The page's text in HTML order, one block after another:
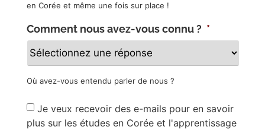
en Corée et même une fois sur place !
Comment nous avez-vous connu ? *
Où avez-vous entendu parler de nous ?
Newsletter
Je veux recevoir des e-mails pour en savoir
plus sur les études en Corée et l'apprentissage